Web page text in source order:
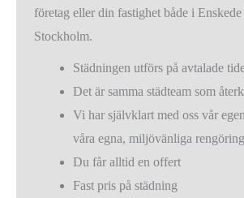
företag eller din fastighet både i
Stockholm.
Städningen utförs på avtalade
Det är samma städteam som
Vi har självklart med oss vår
våra egna, miljövänliga
Du får alltid en offert
Fast pris på städning